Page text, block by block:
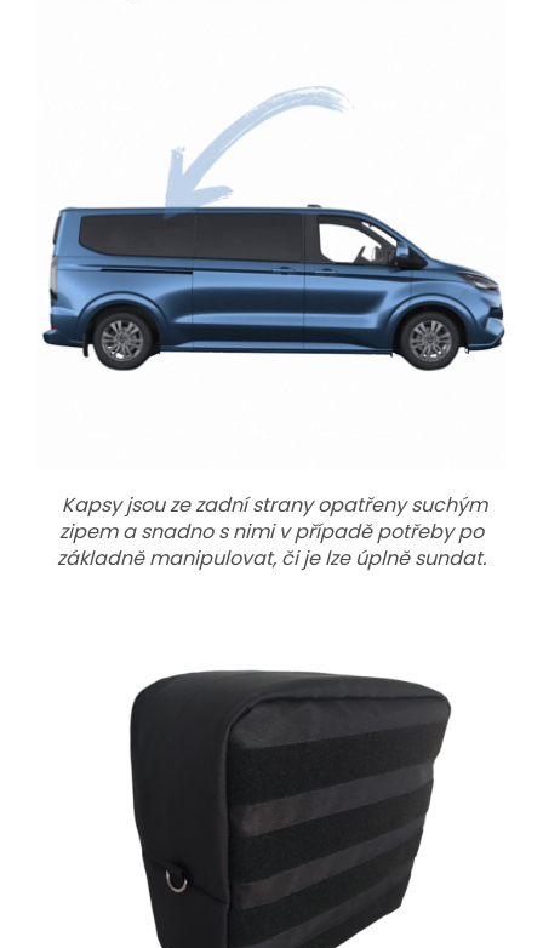
Kapsy jsou ze zadní strany opatřeny suchým
zipem a snadno s nimi v případě potřeby po
základně manipulovat, či je lze úplně sundat.